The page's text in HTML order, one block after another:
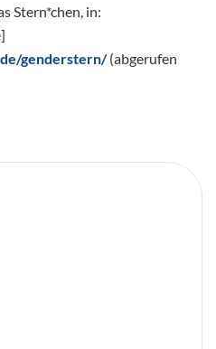
Stern*chen, in:
genderstern/(abgerufen